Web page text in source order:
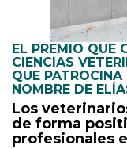
EL PREMIO QUE
CIENCIAS
QUE
NOMBRE DE
Los
de forma
profesionales